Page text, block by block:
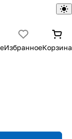
ИзбранноеКорзина